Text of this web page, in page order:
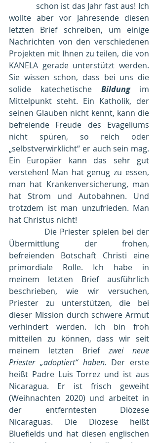
schon ist das Jahr fast aus! Ich
wollte aber vor Jahresende diesen
letzten Brief schreiben, um einige
Nachrichten von den verschiedenen
Projekten mit Ihnen zu teilen, die von
KANELA gerade unterstützt werden.
Sie wissen schon, dass bei uns die
solide katechetische Bildung im
Mittelpunkt steht. Ein Katholik, der
seinen Glauben nicht kennt, kann die
befreiende Freude des Evageliums
nicht spüren, so reich oder
„selbstverwirklicht“ er auch sein mag.
Ein Europäer kann das sehr gut
verstehen! Man hat genug zu essen,
man hat Krankenversicherung, man
hat Strom und Autobahnen. Und
trotzdem ist man unzufrieden. Man
hat Christus nicht!
Die Priester spielen bei der
Übermittlung der frohen,
befreienden Botschaft Christi eine
primordiale Rolle. Ich habe in
meinem letzten Brief ausführlich
beschrieben, wie wir versuchen,
Priester zu unterstützen, die bei
dieser Mission durch schwere Armut
verhindert werden. Ich bin froh
mitteilen zu können, dass wir seit
meinem letzten Brief zwei neue
Priester „adoptiert“ haben. Der erste
heißt Padre Luis Torrez und ist aus
Nicaragua. Er ist frisch geweiht
(Weihnachten 2020) und arbeitet in
der entferntesten Diözese
Nicaraguas. Die Diözese heißt
Bluefields und hat diesen englischen